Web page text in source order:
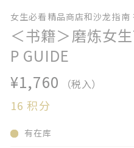
女生必看精品商店和沙龙指南
＜书籍＞磨炼女
P GUIDE
¥1,760
（税入）
16 积分
有在库